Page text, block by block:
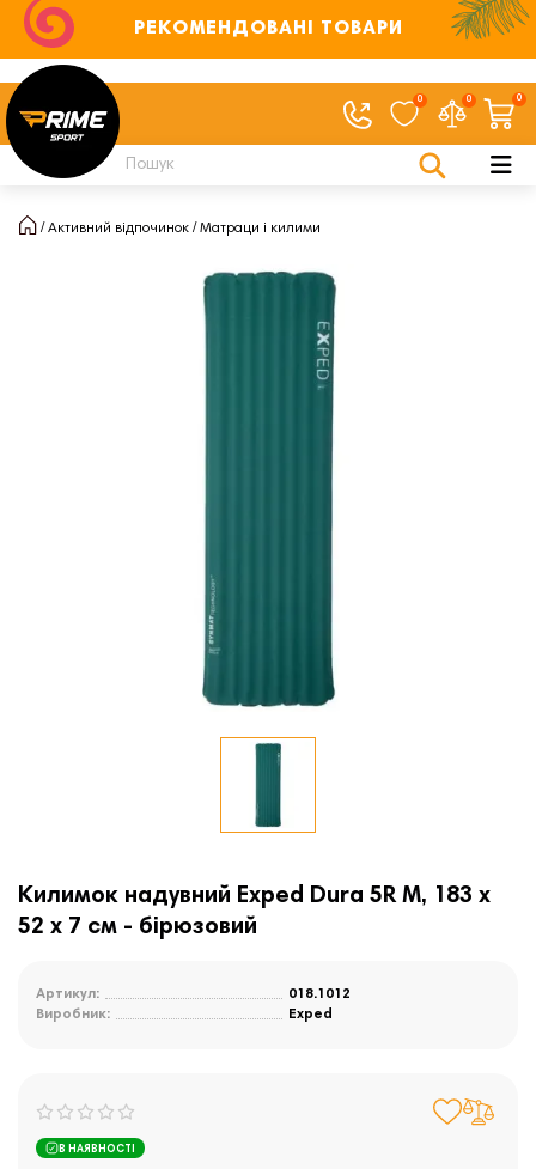
РЕКОМЕНДОВАНІ ТОВАРИ
0 0 0
Активний відпочинок Матраци і килими
Килимок надувний Exped Dura 5R M, 183 x
52 х 7 cм - бірюзовий
Артикул:
018.1012
Виробник:
Exped
В НАЯВНОСТІ